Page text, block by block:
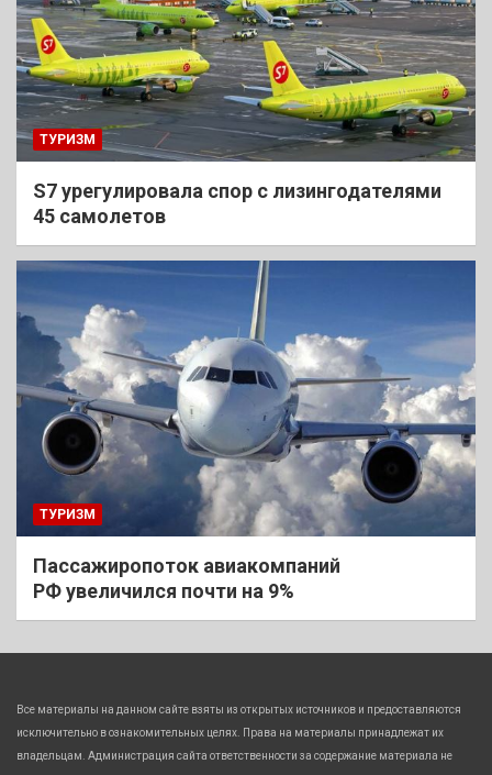
ТУРИЗМ
S7 урегулировала спор с лизингодателями
45 самолетов
ТУРИЗМ
Пассажиропоток авиакомпаний
РФ увеличился почти на 9%
Все материалы на данном сайте взяты из открытых источников и предоставляются
исключительно в ознакомительных целях. Права на материалы принадлежат их
владельцам. Администрация сайта ответственности за содержание материала не